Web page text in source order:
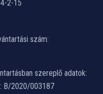
2-15
szám:
szereplő adatok:
B/2020/003187